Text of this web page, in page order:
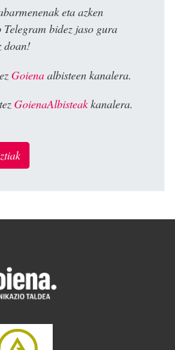
eta azken
bidez jaso gura
doan!
Goienaalbisteen kanalera.
GoienaAlbisteakkanalera.